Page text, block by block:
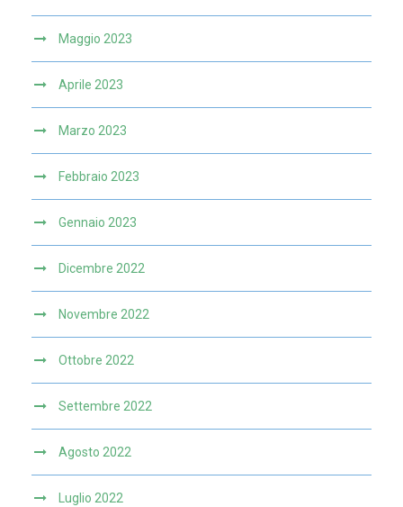
Maggio 2023
Aprile 2023
Marzo 2023
Febbraio 2023
Gennaio 2023
Dicembre 2022
Novembre 2022
Ottobre 2022
Settembre 2022
Agosto 2022
Luglio 2022